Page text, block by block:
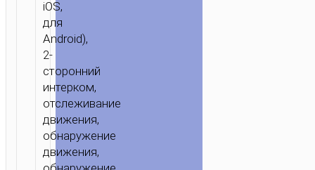
ГЛАВНАЯ
/ КАМЕРЫ
iOS,
для
Android),
2-
сторонний
интерком,
отслеживание
движения,
обнаружение
движения,